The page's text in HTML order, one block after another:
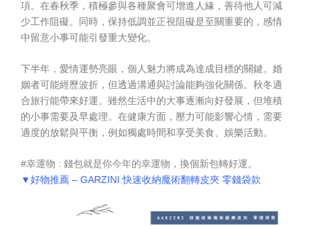
項。在春秋季，積極參與各種聚會可增進人緣，善待他人可減
少工作阻礙。同時，保持低調並正視阻礙是至關重要的，感情
中留意小事可能引發重大變化。
下半年，愛情運勢亮眼，個人魅力將成為達成目標的關鍵。婚
姻者可能經歷波折，但透過溝通與討論能夠強化關係。秋冬適
合旅行能帶來好運。雖然生活中的大事逐漸向好發展，但堆積
的小事需要及早處理。在健康方面，壓力可能影響心情，需要
適度的放鬆與平衡，例如獨處時間和享受美食、娛樂活動。
#幸運物 : 錢包就是你今年的幸運物，換個新包轉好運。
▼好物推薦 – GARZINI 快速收納魔術翻轉皮夾 零錢袋款